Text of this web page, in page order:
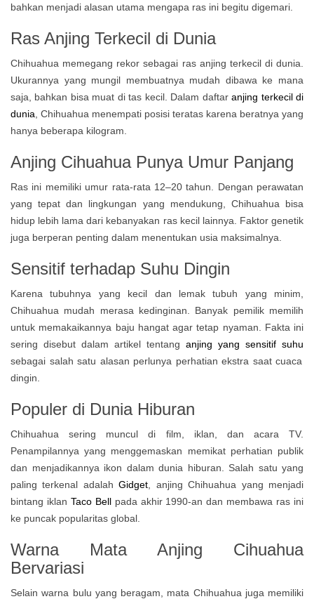
bahkan menjadi alasan utama mengapa ras ini begitu digemari.
Ras Anjing Terkecil di Dunia
Chihuahua memegang rekor sebagai ras anjing terkecil di dunia.
Ukurannya yang mungil membuatnya mudah dibawa ke mana
saja, bahkan bisa muat di tas kecil. Dalam daftar anjing terkecil di
dunia , Chihuahua menempati posisi teratas karena beratnya yang
hanya beberapa kilogram.
Anjing Cihuahua Punya Umur Panjang
Ras ini memiliki umur rata-rata 12–20 tahun. Dengan perawatan
yang tepat dan lingkungan yang mendukung, Chihuahua bisa
hidup lebih lama dari kebanyakan ras kecil lainnya. Faktor genetik
juga berperan penting dalam menentukan usia maksimalnya.
Sensitif terhadap Suhu Dingin
Karena tubuhnya yang kecil dan lemak tubuh yang minim,
Chihuahua mudah merasa kedinginan. Banyak pemilik memilih
untuk memakaikannya baju hangat agar tetap nyaman. Fakta ini
sering disebut dalam artikel tentang anjing yang sensitif suhu
sebagai salah satu alasan perlunya perhatian ekstra saat cuaca
dingin.
Populer di Dunia Hiburan
Chihuahua sering muncul di film, iklan, dan acara TV.
Penampilannya yang menggemaskan memikat perhatian publik
dan menjadikannya ikon dalam dunia hiburan. Salah satu yang
paling terkenal adalah Gidget , anjing Chihuahua yang menjadi
bintang iklan Taco Bellpada akhir 1990-an dan membawa ras ini
ke puncak popularitas global.
Warna Mata Anjing Cihuahua
Bervariasi
Selain warna bulu yang beragam, mata Chihuahua juga memiliki